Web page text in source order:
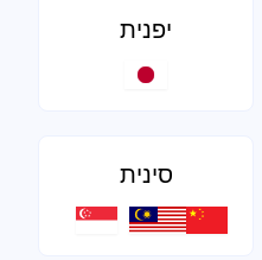
יפנית
סינית